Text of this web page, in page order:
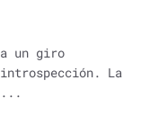
un giro
La